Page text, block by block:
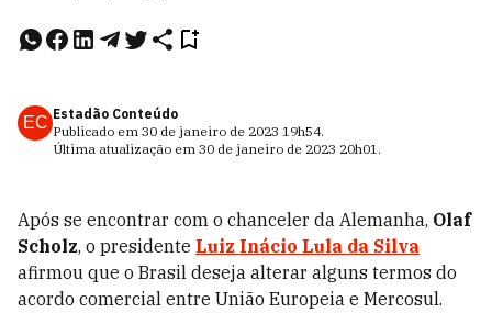
EC Estadão Conteúdo
Publicado em 30 de janeiro de 2023 19h54.
Última atualização em 30 de janeiro de 2023 20h01.
Após se encontrar com o chanceler da Alemanha, Olaf
Scholz, o presidente Luiz Inácio Lula da Silva
afirmou que o Brasil deseja alterar alguns termos do
acordo comercial entre União Europeia e Mercosul.